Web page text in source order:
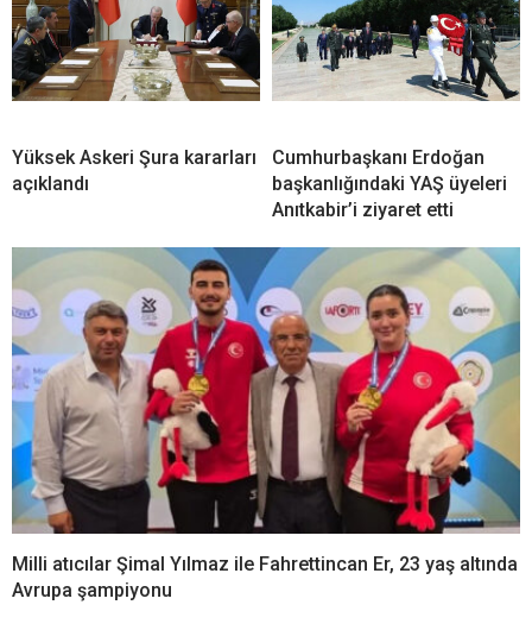
Yüksek Askeri Şura kararları
açıklandı
Cumhurbaşkanı Erdoğan
başkanlığındaki YAŞ üyeleri
Anıtkabir’i ziyaret etti
Milli atıcılar Şimal Yılmaz ile Fahrettincan Er, 23 yaş altında
Avrupa şampiyonu